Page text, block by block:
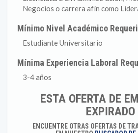
Negocios o carrera afín como
Mínimo Nivel Académico
Estudiante Universitario
Mínima Experiencia Laboral
3-4 años
ESTA OFERTA DE
EXPIRADO
ENCUENTRE OTRAS OFERTAS DE